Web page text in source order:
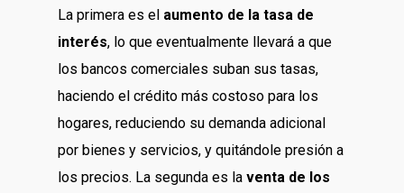
La primera es el aumento de la tasa de
interés, lo que eventualmente llevará a que
los bancos comerciales suban sus tasas,
haciendo el crédito más costoso para los
hogares, reduciendo su demanda adicional
por bienes y servicios, y quitándole presión a
los precios. La segunda es la venta de los